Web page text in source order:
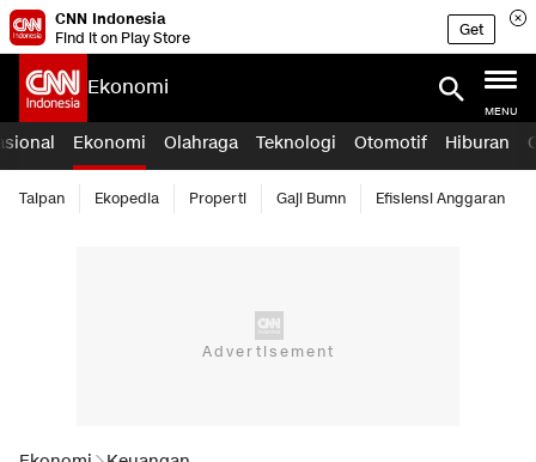
CNN Indonesia
Find it on Play Store
Get
Ekonomi
MENU
Ekonomi Olahraga Teknologi Otomotif Hiburan
Taipan Ekopedia Properti Gaji Bumn Efisiensi Anggaran